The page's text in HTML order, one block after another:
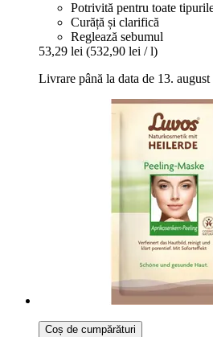
Potrivită pentru toate
Curăță și clarifică
Reglează sebumul
53,29 lei (532,90 lei / l)
Livrare până la data de 13. august
Coș de cumpărături